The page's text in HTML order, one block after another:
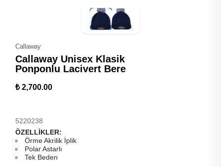
Callaway
Callaway Unisex Klasik
Ponponlu Lacivert Bere
₺ 2,700.00
5220238
ÖZELLİKLER:
Örme Akrilik İplik
Polar Astarlı
Tek Beden